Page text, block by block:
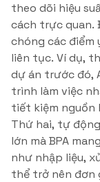
theo dõi hiệu
cách trực quan.
chóng các điểm
liên tục. Ví dụ,
dự án trước đó,
trình làm việc
tiết kiệm nguồn
Thứ hai, tự
lớn mà BPA
như nhập liệu,
thể trở nên đơn